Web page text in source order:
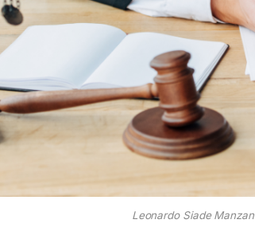
Leonardo Siade Manzan